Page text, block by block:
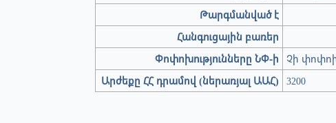
Թարգմանված է
Հանգուցային բառեր
Փոփոխությունները ՆՓ-ի
Չի
Արժեքը ՀՀ դրամով (ներառյալ ԱԱՀ)
3200